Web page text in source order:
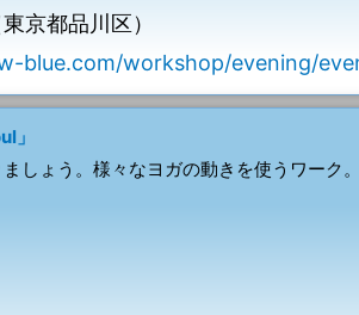
京都品川区）
blue.com/workshop/evening/
」
しょう。様々なヨガの動きを使うワーク。